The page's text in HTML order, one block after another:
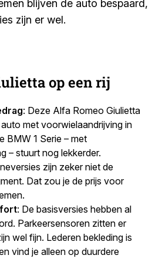
blijven de auto bespaard,
zijn er wel.
op een rij
: Deze Alfa Romeo Giulietta
met voorwielaandrijving in
BMW 1 Serie – met
– stuurt nog lekkerder.
zijn zeker niet de
Dat zou je de prijs voor
: De basisversies hebben al
Parkeersensoren zitten er
wel fijn. Lederen bekleding is
vind je alleen op duurdere